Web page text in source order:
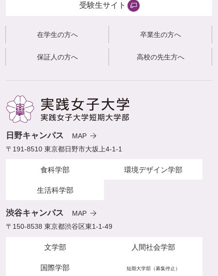
受験生サイト
在学生の方へ 卒業生の方へ
保証人の方へ 高校の先生方へ
日野キャンパス
MAP
〒191-8510 東京都日野市大坂上4-1-1
食科学部 環境デザイン学部
生活科学部
渋谷キャンパス
MAP
〒150-8538 東京都渋谷区東1-1-49
文学部 人間社会学部
国際学部 短期大学部（募集停止）